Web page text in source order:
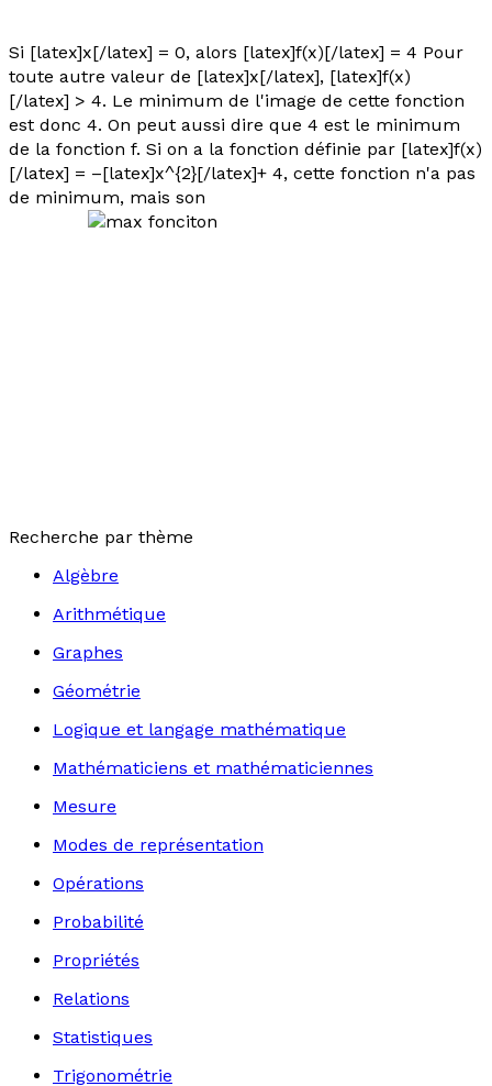
Si [latex]x[/latex] = 0, alors [latex]f(x)[/latex] = 4 Pour
toute autre valeur de [latex]x[/latex], [latex]f(x)
[/latex] > 4. Le minimum de l'image de cette fonction
est donc 4. On peut aussi dire que 4 est le minimum
de la fonction f. Si on a la fonction définie par [latex]f(x)
[/latex] = –[latex]x^{2}[/latex]+ 4, cette fonction n'a pas
de minimum, mais son
Recherche par thème
Algèbre
Arithmétique
Graphes
Géométrie
Logique et langage mathématique
Mathématiciens et mathématiciennes
Mesure
Modes de représentation
Opérations
Probabilité
Propriétés
Relations
Statistiques
Trigonométrie